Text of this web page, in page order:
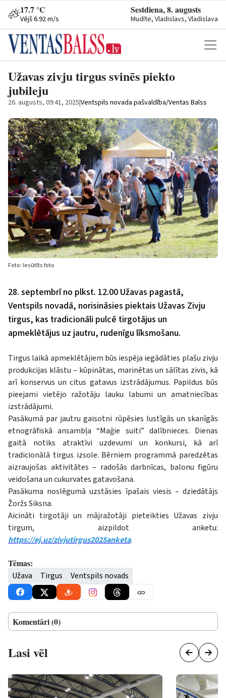
17.7 °C
Vējš 6.92 m/s
Sestdiena, 8. augusts
Mudīte, Vladislavs, Vladislava
Užavas zivju tirgus svinēs piekto
jubileju
26. augusts, 09:41, 2025|Ventspils novada pašvaldība/Ventas Balss
Foto: Iesūtīts foto
28. septembrī no plkst. 12.00 Užavas pagastā,
Ventspils novadā, norisināsies piektais Užavas Zivju
tirgus, kas tradicionāli pulcē tirgotājus un
apmeklētājus uz jautru, rudenīgu līksmošanu.
Tirgus laikā apmeklētājiem būs iespēja iegādāties plašu zivju
produkcijas klāstu – kūpinātas, marinētas un sālītas zivis, kā
arī konservus un citus gatavus izstrādājumus. Papildus būs
pieejami vietējo ražotāju lauku labumi un amatniecības
izstrādājumi.
Pasākumā par jautru gaisotni rūpēsies lustīgās un skanīgās
etnogrāfiskā ansambļa “Maģie suiti” dalībnieces. Dienas
gaitā notiks atraktīvi uzdevumi un konkursi, kā arī
tradicionālā tirgus izsole. Bērniem programmā paredzētas
aizraujošas aktivitātes – radošās darbnīcas, balonu figūru
veidošana un cukurvates gatavošana.
Pasākuma noslēgumā uzstāsies īpašais viesis – dziedātājs
Žoržs Siksna.
Aicināti tirgotāji un mājražotāji pieteikties Užavas zivju
tirgum, aizpildot anketu:
https://ej.uz/zivjutirgus2025anketa.
Tēmas:
Užava Tirgus Ventspils novads
Komentāri (0)
Lasi vēl